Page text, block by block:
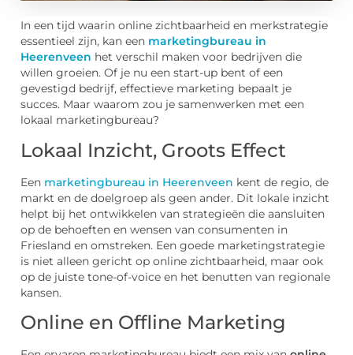
In een tijd waarin online zichtbaarheid en merkstrategie
essentieel zijn, kan een marketingbureau in
Heerenveen het verschil maken voor bedrijven die
willen groeien. Of je nu een start-up bent of een
gevestigd bedrijf, effectieve marketing bepaalt je
succes. Maar waarom zou je samenwerken met een
lokaal marketingbureau?
Lokaal Inzicht, Groots Effect
Een marketingbureau in Heerenveen kent de regio, de
markt en de doelgroep als geen ander. Dit lokale inzicht
helpt bij het ontwikkelen van strategieën die aansluiten
op de behoeften en wensen van consumenten in
Friesland en omstreken. Een goede marketingstrategie
is niet alleen gericht op online zichtbaarheid, maar ook
op de juiste tone-of-voice en het benutten van regionale
kansen.
Online en Offline Marketing